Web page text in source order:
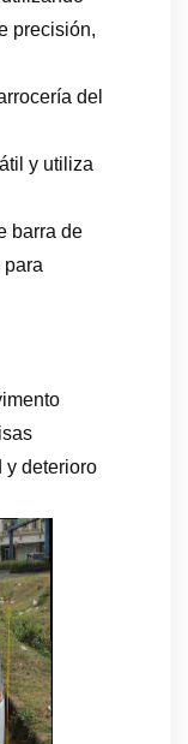
precisión,
del
y utiliza
barra de
para
y deterioro